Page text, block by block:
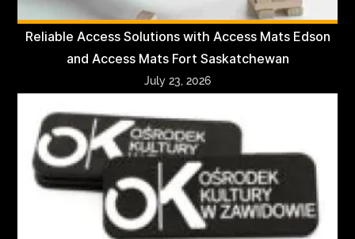
Reliable Access Solutions with Access Mats Edson
and Access Mats Fort Saskatchewan
July 23, 2026